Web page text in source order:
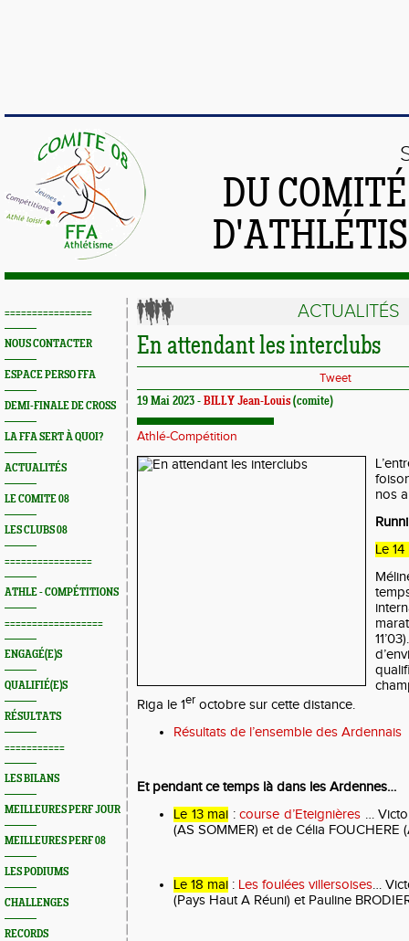
DU
================
NOUS CONTACTER
ESPACE PERSO FFA
DEMI-FINALE DE CROSS
LA FFA SERT À QUOI?
ACTUALITÉS
LE COMITE 08
LES CLUBS 08
================
ATHLE - COMPÉTITIONS
==================
ENGAGÉ(E)S
QUALIFIÉ(E)S
RÉSULTATS
===========
LES BILANS
MEILLEURES PERF JOUR
MEILLEURES PERF 08
LES PODIUMS
CHALLENGES
RECORDS
ACTUALITÉS
En attendant les interclubs
Tweet
19 Mai 2023 - BILLY Jean-Louis(comite)
Athlé-Compétition
nos
Le
Riga le 1er octobre sur cette distance.
Résultats de l’ensemble des Ardennais
Et pendant ce temps là dans les Ardennes…
Le 13 mai :course d’Eteignières …
(AS SOMMER) et de Célia FOUCHERE
Le 18 mai : Les foulées villersoises…
(Pays Haut A Réuni) et Pauline